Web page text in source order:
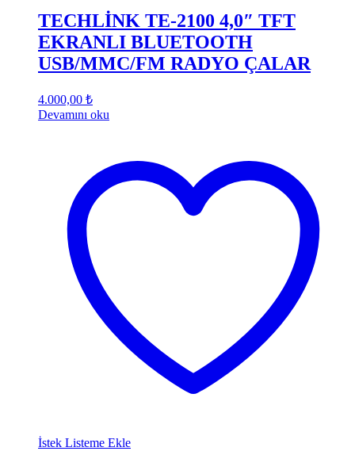
TECHLİNK TE-2100 4,0″ TFT
EKRANLI BLUETOOTH
USB/MMC/FM RADYO ÇALAR
4.000,00 ₺
Devamını oku
İstek Listeme Ekle